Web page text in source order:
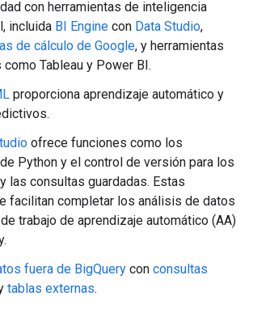
con herramientas de inteligencia
incluida BI Engine con Data Studio,
de cálculo de Google, y herramientas
Tableau y Power BI.
proporciona aprendizaje automático y
ofrece funciones como los
Python y el control de versión para los
las consultas guardadas. Estas
facilitan completar los análisis de datos
trabajo de aprendizaje automático (AA)
fuera de BigQuery con consultas
tablas externas.